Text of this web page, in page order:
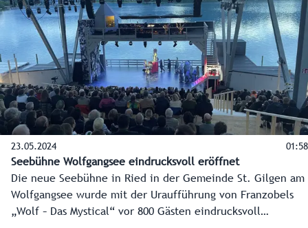
23.05.2024 01:58
Seebühne Wolfgangsee eindrucksvoll eröffnet
Die neue Seebühne in Ried in der Gemeinde St. Gilgen am
Wolfgangsee wurde mit der Uraufführung von Franzobels
„Wolf – Das Mystical“ vor 800 Gästen eindrucksvoll